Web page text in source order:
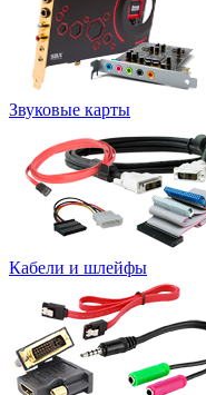
Звуковые карты
Кабели и шлейфы